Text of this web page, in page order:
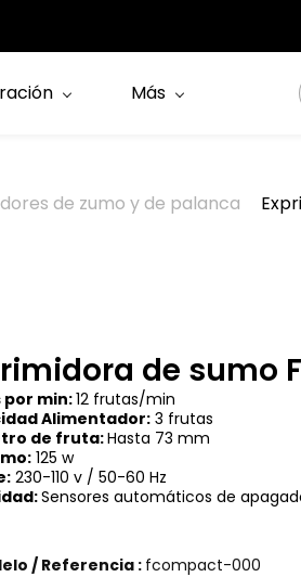
Más
de zumo y de palanca
de sumo
por min:12 frutas/min
Alimentador:3 frutas
de fruta:Hasta 73 mm
125 w
230-110 v / 50-60 Hz
:Sensores automáticos de
/ Referencia :fcompact-000